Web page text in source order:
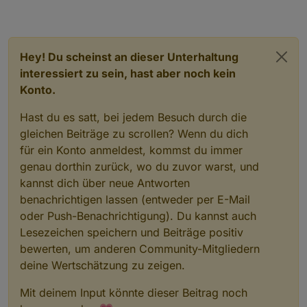
Hey! Du scheinst an dieser Unterhaltung
interessiert zu sein, hast aber noch kein
Konto.
Hast du es satt, bei jedem Besuch durch die
gleichen Beiträge zu scrollen? Wenn du dich
für ein Konto anmeldest, kommst du immer
genau dorthin zurück, wo du zuvor warst, und
kannst dich über neue Antworten
benachrichtigen lassen (entweder per E-Mail
oder Push-Benachrichtigung). Du kannst auch
Lesezeichen speichern und Beiträge positiv
bewerten, um anderen Community-Mitgliedern
deine Wertschätzung zu zeigen.
Mit deinem Input könnte dieser Beitrag noch